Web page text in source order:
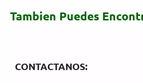
Tambien Puedes
CONTACTANOS: